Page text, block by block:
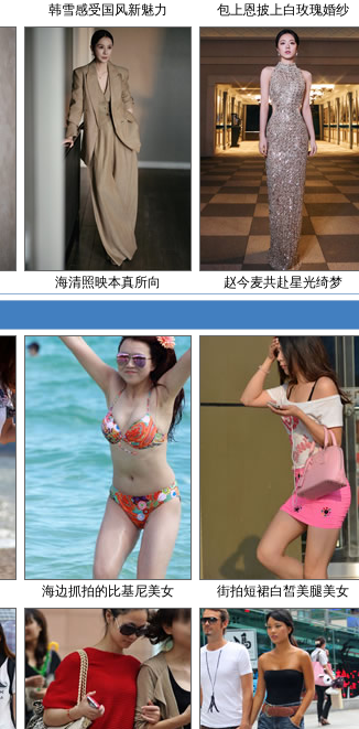
韩雪感受国风新魅力 包上恩披上白玫瑰婚纱
海清照映本真所向 赵今麦共赴星光绮梦
海边抓拍的比基尼美女 街拍短裙白皙美腿美女